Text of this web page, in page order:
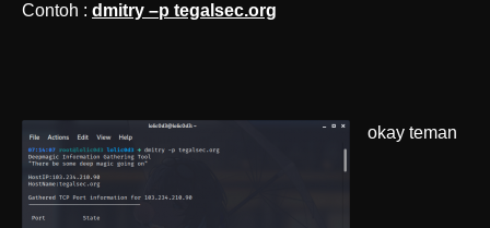
Contoh : dmitry –p tegalsec.org
okay teman